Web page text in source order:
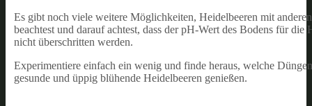
Es gibt noch viele weitere Möglichkeiten, Heidelbeeren mit
beachtest und darauf achtest, dass der pH-Wert des Bodens für
nicht überschritten werden.
Experimentiere einfach ein wenig und finde heraus, welche
gesunde und üppig blühende Heidelbeeren genießen.